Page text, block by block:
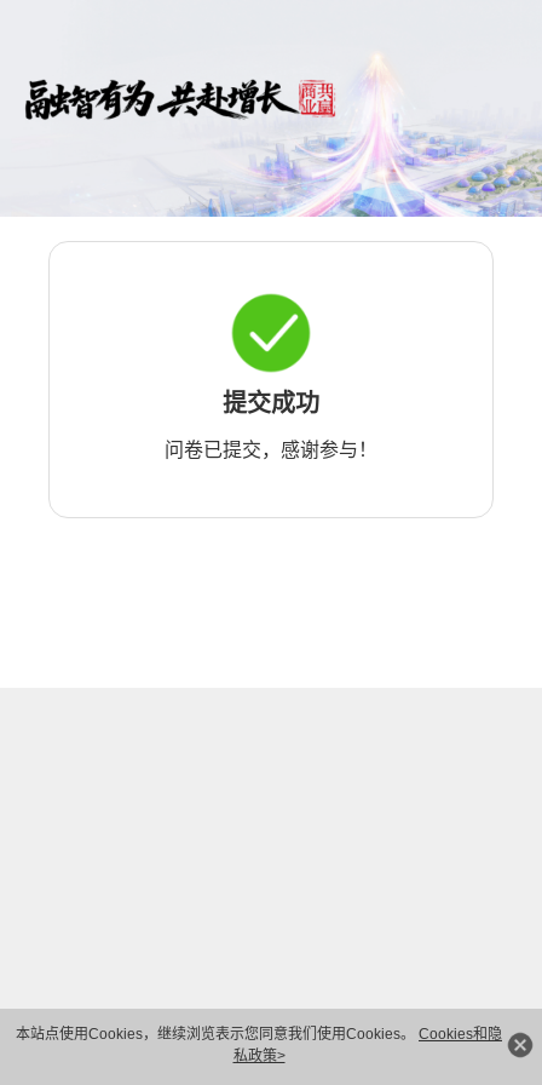
本站点使用Cookies，继续浏览表示您同意我们使用Cookies。 Cookies和隐
私政策>
提交成功
问卷已提交，感谢参与！